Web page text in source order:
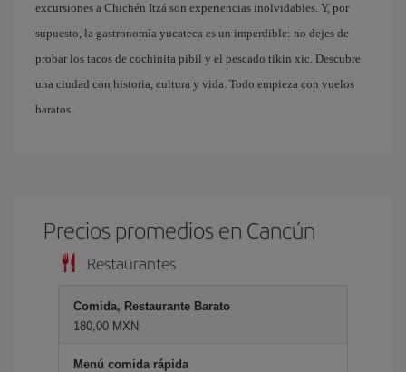
excursiones a Chichén Itzá son experiencias inolvidables. Y, por
supuesto, la gastronomía yucateca es un imperdible: no dejes de
probar los tacos de cochinita pibil y el pescado tikin xic. Descubre
una ciudad con historia, cultura y vida. Todo empieza con vuelos
baratos.
Precios promedios en Cancún
Restaurantes
Comida, Restaurante Barato
180,00 MXN
Menú comida rápida